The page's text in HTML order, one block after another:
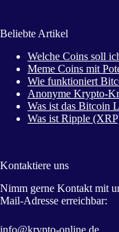
Beliebte Artikel
Welche Coins soll
Meme Coins mit
Wie funktioniert
Anonyme Krypto-
Was ist das Bitcoin
Was ist Ripple
Kontaktiere uns
Nimm gerne Kontakt mit
Mail-Adresse erreichbar:
info@krypto-online.de